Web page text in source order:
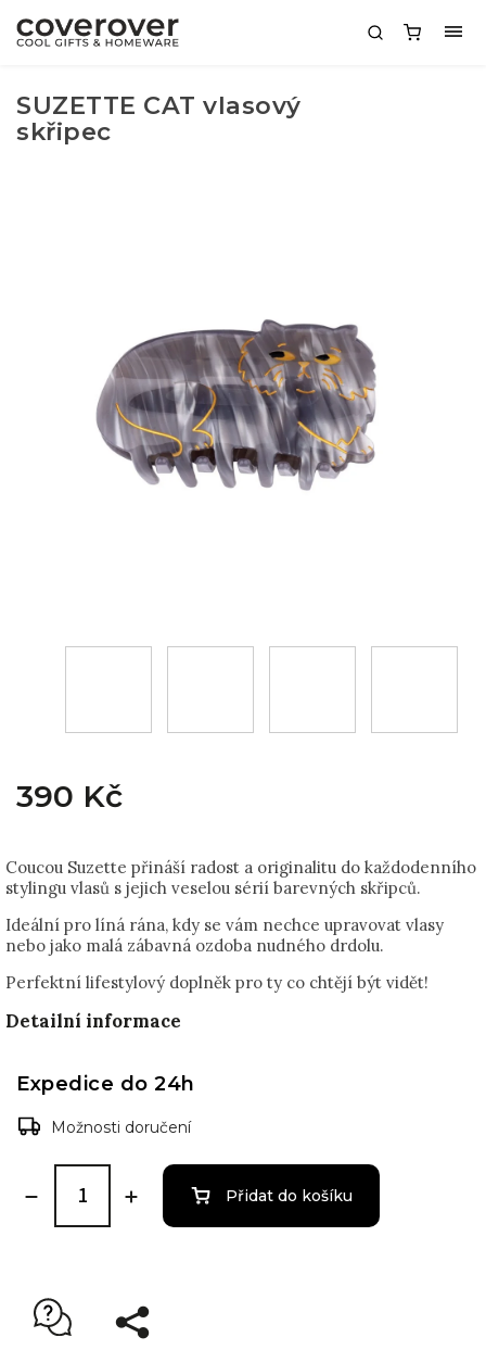
SUZETTE CAT vlasový
skřipec
390 Kč
Coucou Suzette přináší radost a originalitu do každodenního
stylingu vlasů s jejich veselou sérií barevných skřipců.
Ideální pro líná rána, kdy se vám nechce upravovat vlasy
nebo jako malá zábavná ozdoba nudného drdolu.
Perfektní lifestylový doplněk pro ty co chtějí být vidět!
Detailní informace
Expedice do 24h
Možnosti doručení
Přidat do košíku